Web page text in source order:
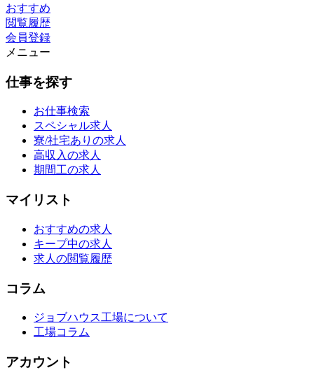
おすすめ
閲覧履歴
会員登録
メニュー
仕事を探す
お仕事検索
スペシャル求人
寮/社宅ありの求人
高収入の求人
期間工の求人
マイリスト
おすすめの求人
キープ中の求人
求人の閲覧履歴
コラム
ジョブハウス工場について
工場コラム
アカウント